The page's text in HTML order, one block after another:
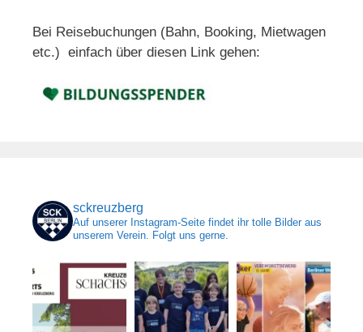
Bei Reisebuchungen (Bahn, Booking, Mietwagen
etc.) einfach über diesen Link gehen:
sckreuzberg
Auf unserer Instagram-Seite findet ihr tolle Bilder aus
unserem Verein. Folgt uns gerne.